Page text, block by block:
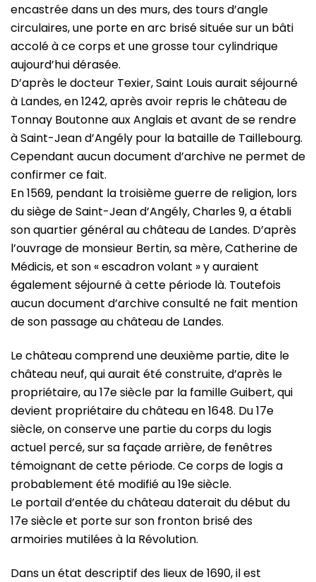
encastrée dans un des murs, des tours d’angle
circulaires, une porte en arc brisé située sur un bâti
accolé à ce corps et une grosse tour cylindrique
aujourd’hui dérasée.
D’après le docteur Texier, Saint Louis aurait séjourné
à Landes, en 1242, après avoir repris le château de
Tonnay Boutonne aux Anglais et avant de se rendre
à Saint-Jean d’Angély pour la bataille de Taillebourg.
Cependant aucun document d’archive ne permet de
confirmer ce fait.
En 1569, pendant la troisième guerre de religion, lors
du siège de Saint-Jean d’Angély, Charles 9, a établi
son quartier général au château de Landes. D’après
l’ouvrage de monsieur Bertin, sa mère, Catherine de
Médicis, et son « escadron volant » y auraient
également séjourné à cette période là. Toutefois
aucun document d’archive consulté ne fait mention
de son passage au château de Landes.
Le château comprend une deuxième partie, dite le
château neuf, qui aurait été construite, d’après le
propriétaire, au 17e siècle par la famille Guibert, qui
devient propriétaire du château en 1648. Du 17e
siècle, on conserve une partie du corps du logis
actuel percé, sur sa façade arrière, de fenêtres
témoignant de cette période. Ce corps de logis a
probablement été modifié au 19e siècle.
Le portail d’entée du château daterait du début du
17e siècle et porte sur son fronton brisé des
armoiries mutilées à la Révolution.
Dans un état descriptif des lieux de 1690, il est